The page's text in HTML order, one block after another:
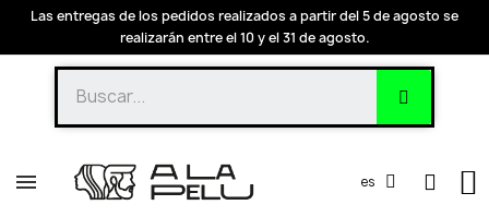
Las entregas de los pedidos realizados a partir del 5 de agosto se
realizarán entre el 10 y el 31 de agosto.
es